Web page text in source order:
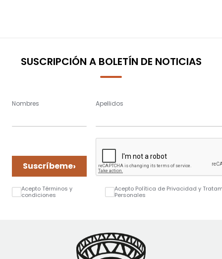
SUSCRIPCIÓN A BOLETÍN DE NOTICIAS
Nombres Apellidos
Suscríbeme›
Acepto Términos y
condiciones
Acepto Política de Privacidad y
Personales